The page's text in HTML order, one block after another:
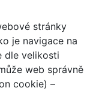
stránky
je navigace na
dle velikosti
web správně
cookie) –